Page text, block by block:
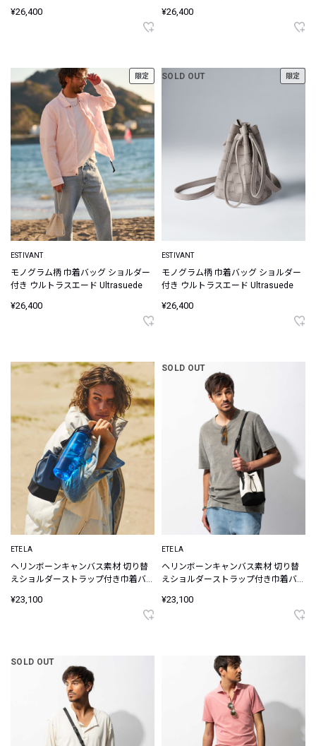
¥26,400 ¥26,400
限定
ESTIVANT
モノグラム柄 巾着バッグ ショルダー
付き ウルトラスエード Ultrasuede
¥26,400
SOLD OUT 限定
ESTIVANT
モノグラム柄 巾着バッグ ショルダー
付き ウルトラスエード Ultrasuede
¥26,400
ETELA
ヘリンボーンキャンバス素材 切り替
えショルダーストラップ付き巾着バッ
¥23,100
SOLD OUT
ETELA
ヘリンボーンキャンバス素材 切り替
えショルダーストラップ付き巾着バッ
¥23,100
SOLD OUT